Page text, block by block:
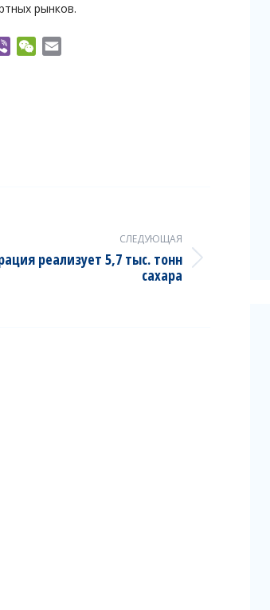
рынков.
Viber WeChat
СЛЕДУЮЩАЯ
реализует 5,7 тыс. тонн
сахара